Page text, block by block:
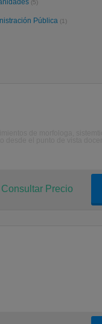
(5)
Pública (1)
Consultar Precio